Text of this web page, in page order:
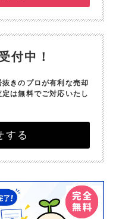
付中！
抜きのプロが有利な売却
は無料でご対応いたし
する